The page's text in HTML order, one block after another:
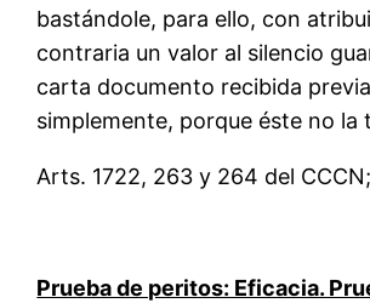
bastándole, para ello, con
contraria un valor al silencio
carta documento recibida
simplemente, porque éste no la
Arts. 1722, 263 y 264 del
Prueba de peritos: Eficacia.